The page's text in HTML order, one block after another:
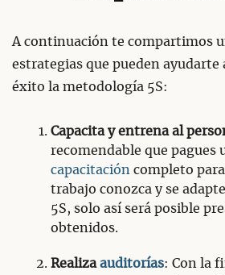
A continuación te compartimos
estrategias que pueden
éxito la metodología 5S:
Capacita y entrena al
recomendable que pagues
capacitación completo
trabajo conozca y se
5S, solo así será posible
obtenidos.
Realizaauditorías: Con la